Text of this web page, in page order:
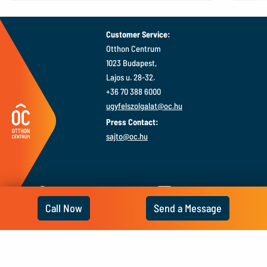
Call Now Send a Message
Customer Service:
Otthon Centrum
1023 Budapest,
Lajos u. 28-32.
+36 70 388 6000
ugyfelszolgalat@oc.hu
Press Contact:
sajto@oc.hu